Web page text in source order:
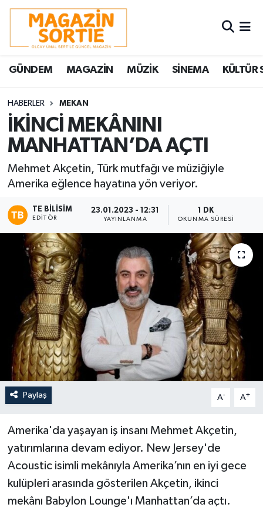
GÜNDEM MAGAZİN MÜZİK SİNEMA KÜLTÜR
HABERLER MEKAN
İKİNCİ MEKÂNINI
MANHATTAN’DA AÇTI
Mehmet Akçetin, Türk mutfağı ve müziğiyle
Amerika eğlence hayatına yön veriyor.
TE BILISIM
EDITÖR
23.01.2023 - 12:31
YAYINLANMA
1 DK
OKUNMA SÜRESI
Paylaş A- A+
Amerika'da yaşayan iş insanı Mehmet Akçetin,
yatırımlarına devam ediyor. New Jersey'de
Acoustic isimli mekânıyla Amerika’nın en iyi gece
kulüpleri arasında gösterilen Akçetin, ikinci
mekânı Babylon Lounge'ı Manhattan’da açtı.
Nöbetçi Eczaneler
Hava Durumu
Trafik Durumu
Süper Lig Puan Durumu ve Fikstür
Tüm Manşetler